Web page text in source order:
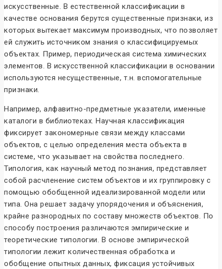
искусственные. В естественной классификации в
качестве основания берутся существенные признаки, из
которых вытекает максимум производных, что позволяет
ей служить источником знания о классифицируемых
объектах. Пример, периодическая система химических
элементов. В искусственной классификации в основании
используются несущественные, т.н. вспомогательные
признаки.
Например, алфавитно-предметные указатели, именные
каталоги в библиотеках. Научная классификация
фиксирует закономерные связи между классами
объектов, с целью определения места объекта в
системе, что указывает на свойства последнего.
Типология, как научный метод познания, представляет
собой расчленение систем объектов и их группировку с
помощью обобщенной идеализированной модели или
типа. Она решает задачу упорядочения и объяснения,
крайне разнородных по составу множеств объектов. По
способу построения различаются эмпирические и
теоретические типологии. В основе эмпирической
типологии лежит количественная обработка и
обобщение опытных данных, фиксация устойчивых